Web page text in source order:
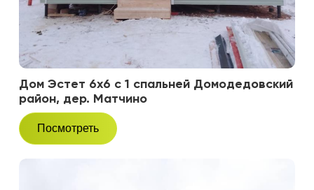
Дом Эстет 6х6 с 1 спальней Домодедовский
район, дер. Матчино
Посмотреть